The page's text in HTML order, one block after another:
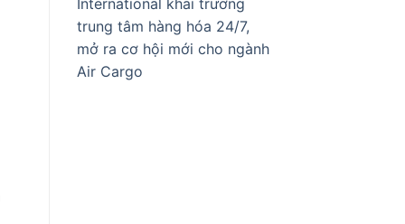
International khai trương
trung tâm hàng hóa 24/7,
mở ra cơ hội mới cho ngành
Air Cargo